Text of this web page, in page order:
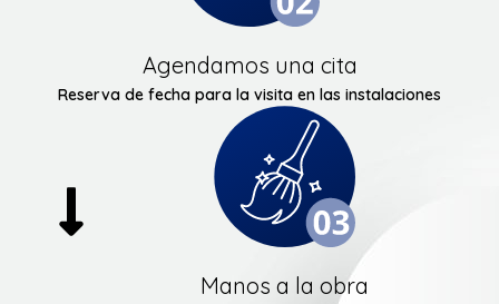
Agendamos una cita
Reserva de fecha para la visita en las instalaciones
Manos a la obra